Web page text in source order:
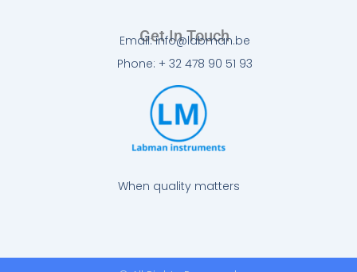
When quality matters
Get In Touch
Email: info@labman.be
Phone: + 32 478 90 51 93